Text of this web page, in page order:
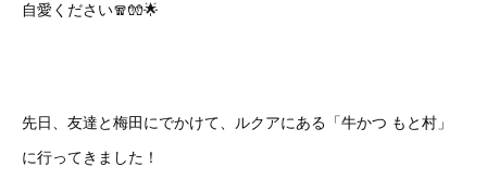
自愛ください🧣🧤🌟
先日、友達と梅田にでかけて、ルクアにある「牛かつ もと村」
に行ってきました！